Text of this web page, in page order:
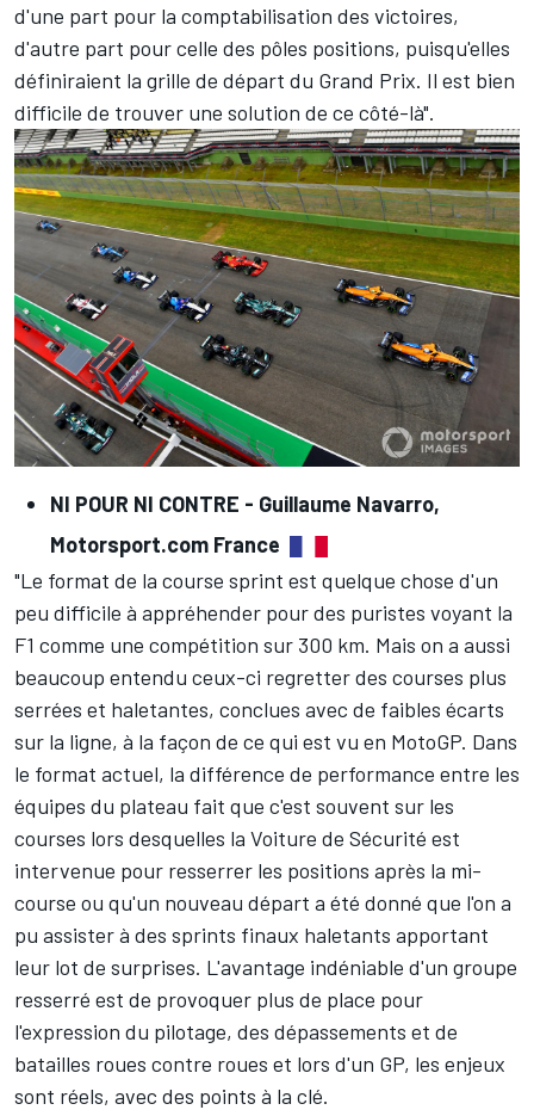
d'une part pour la comptabilisation des victoires,
d'autre part pour celle des pôles positions, puisqu'elles
définiraient la grille de départ du Grand Prix. Il est bien
difficile de trouver une solution de ce côté-là".
NI POUR NI CONTRE - Guillaume Navarro,
Motorsport.com France
"Le format de la course sprint est quelque chose d'un
peu difficile à appréhender pour des puristes voyant la
F1 comme une compétition sur 300 km. Mais on a aussi
beaucoup entendu ceux-ci regretter des courses plus
serrées et haletantes, conclues avec de faibles écarts
sur la ligne, à la façon de ce qui est vu en MotoGP. Dans
le format actuel, la différence de performance entre les
équipes du plateau fait que c'est souvent sur les
courses lors desquelles la Voiture de Sécurité est
intervenue pour resserrer les positions après la mi-
course ou qu'un nouveau départ a été donné que l'on a
pu assister à des sprints finaux haletants apportant
leur lot de surprises. L'avantage indéniable d'un groupe
resserré est de provoquer plus de place pour
l'expression du pilotage, des dépassements et de
batailles roues contre roues et lors d'un GP, les enjeux
sont réels, avec des points à la clé.